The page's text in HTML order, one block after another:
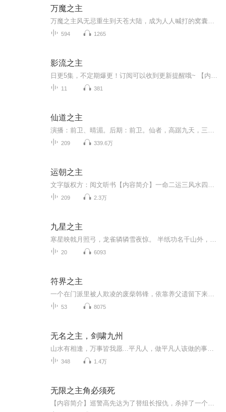
万魔之主
594 1265
影流之主
11 381
仙道之主
209 339.6万
运朝之主
209 2.3万
九星之主
20 6093
符界之主
53 8075
无名之主，剑啸九州
348 1.4万
无限之主角必须死